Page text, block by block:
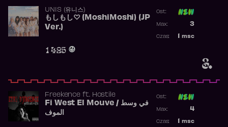
3.
UNIS (유니스)
もしもし♡ (MoshiMoshi) (JP
Ver.)
1 425
Ost:
3
Max:
msc
Czas:
Freekence ft. Hostile
Fi West El Mouve / في وسط
الموف
Ost:
4
Max:
msc
Czas: